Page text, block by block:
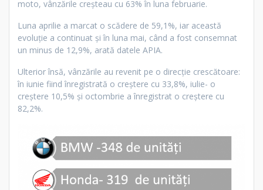
moto, vânzările creșteau cu 63% în luna februarie.
Luna aprilie a marcat o scădere de 59,1%, iar această
evoluție a continuat și în luna mai, când a fost consemnat
un minus de 12,9%, arată datele APIA.
Ulterior însă, vânzările au revenit pe o direcție crescătoare:
în iunie fiind înregistrată o creștere cu 33,8%, iulie- o
creștere 10,5% și octombrie a înregistrat o creștere cu
82,2%.